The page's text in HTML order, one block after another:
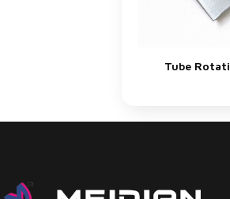
Tube